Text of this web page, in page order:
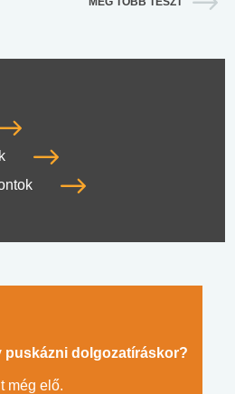
puskázni dolgozatíráskor?
még elő.